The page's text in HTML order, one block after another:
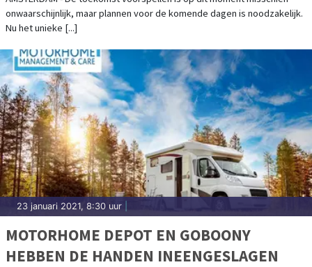
ONDERWEG
onwaarschijnlijk, maar plannen voor de komende dagen is noodzakelijk.
Nu het unieke [...]
23 januari 2021, 8:30 uur
MOTORHOME DEPOT EN GOBOONY
HEBBEN DE HANDEN INEENGESLAGEN